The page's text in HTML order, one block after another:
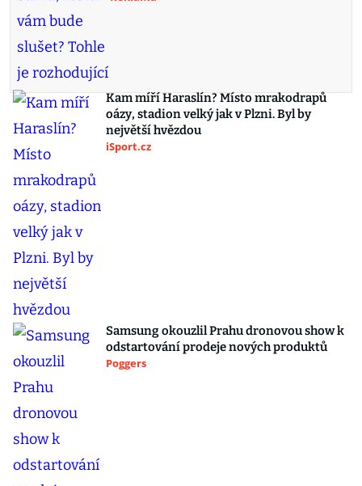
Kam míří Haraslín? Místo mrakodrapů
oázy, stadion velký jak v Plzni. Byl by
největší hvězdou
iSport.cz
Samsung okouzlil Prahu dronovou show k
odstartování prodeje nových produktů
Poggers